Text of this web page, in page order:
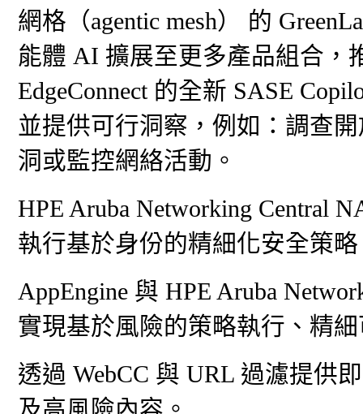
網格（agentic mesh） 的
能體 AI 擴展至更多產品組合，
EdgeConnect 的全新 SASE
並提供可行洞察，例如：調查
洞或監控網絡活動。
HPE Aruba Networking Central
執行基於身份的精細化安全策
AppEngine 與 HPE Aruba
實現基於風險的策略執行、精
透過 WebCC 與 URL 過濾提供